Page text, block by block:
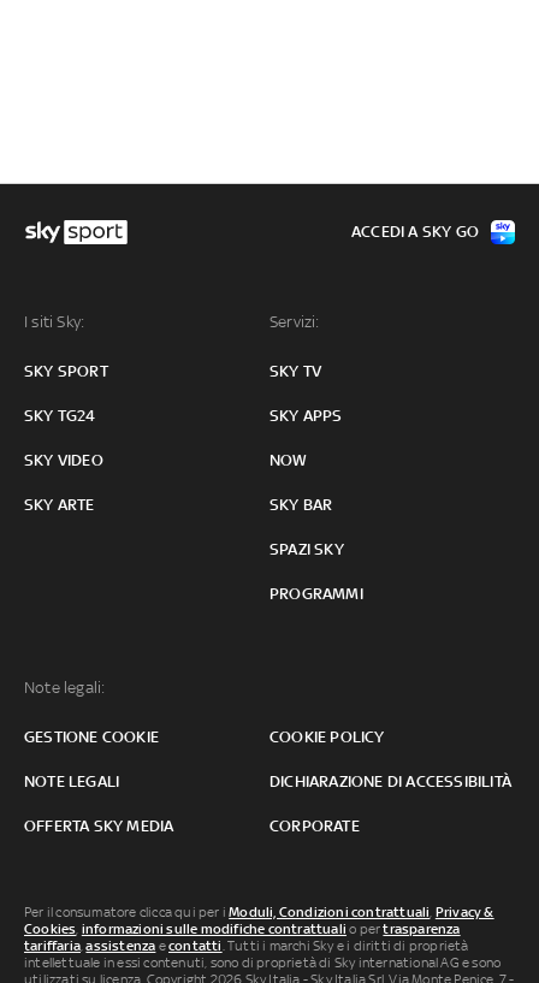
I siti Sky:
SKY SPORT
SKY TG24
SKY VIDEO
SKY ARTE
Servizi:
SKY TV
SKY APPS
NOW
SKY BAR
SPAZI SKY
PROGRAMMI
Note legali:
GESTIONE COOKIE COOKIE POLICY
NOTE LEGALI DICHIARAZIONE DI ACCESSIBILITÀ
OFFERTA SKY MEDIA CORPORATE
ACCEDI A SKY GO
Per il consumatore clicca qui per iModuli, Condizioni contrattuali, Privacy &
Cookies, informazioni sulle modifiche contrattuali o pertrasparenza
tariffaria,assistenza econtatti. Tutti i marchi Sky e i diritti di proprietà
intellettuale in essi contenuti, sono di proprietà di Sky international AG e sono